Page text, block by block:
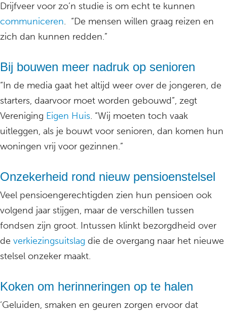
Drijfveer voor zo’n studie is om echt te kunnen
communiceren. “De mensen willen graag reizen en
zich dan kunnen redden.”
Bij bouwen meer nadruk op senioren
“In de media gaat het altijd weer over de jongeren, de
starters, daarvoor moet worden gebouwd”, zegt
Vereniging Eigen Huis. “Wij moeten toch vaak
uitleggen, als je bouwt voor senioren, dan komen hun
woningen vrij voor gezinnen.”
Onzekerheid rond nieuw pensioenstelsel
Veel pensioengerechtigden zien hun pensioen ook
volgend jaar stijgen, maar de verschillen tussen
fondsen zijn groot. Intussen klinkt bezorgdheid over
de verkiezingsuitslag die de overgang naar het nieuwe
stelsel onzeker maakt.
Koken om herinneringen op te halen
‘Geluiden, smaken en geuren zorgen ervoor dat